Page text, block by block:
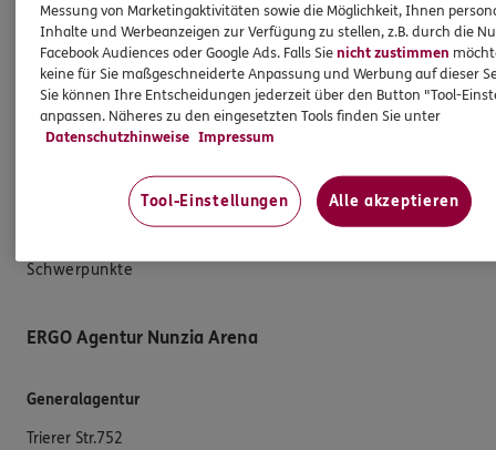
Das könnte Sie auch interessieren
Unsere Agentur
Standorte
Kooperationspartner
Schwerpunkte
ERGO Agentur Nunzia Arena
Generalagentur
Trierer Str.752
Messung von Marketingaktivitäten sowie die Möglichkeit, Ihnen
Inhalte und Werbeanzeigen zur Verfügung zu stellen, z.B. durch die
Facebook Audiences oder Google Ads. Falls Sienicht zustimmen
keine für Sie maßgeschneiderte Anpassung und Werbung auf dieser
Sie können Ihre Entscheidungen jederzeit über den Button "Tool-
anpassen. Näheres zu den eingesetzten Tools finden Sie unter
Datenschutzhinweise Impressum
Tool-Einstellungen Alle akzeptieren